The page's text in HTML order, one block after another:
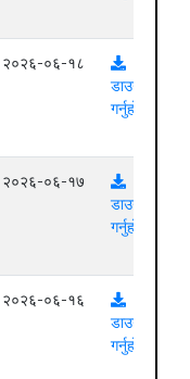
२०२६-०६-१८
डाउनलोड
गर्नुहोस्
२०२६-०६-१७
डाउनलोड
गर्नुहोस्
२०२६-०६-१६
डाउनलोड
गर्नुहोस्